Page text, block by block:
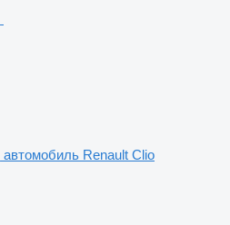
автомобиль Renault Clio